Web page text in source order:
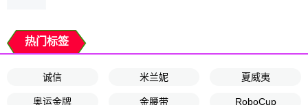
热门标签
诚信 米兰妮 夏威夷
奥运金牌 金腰带 RoboCup